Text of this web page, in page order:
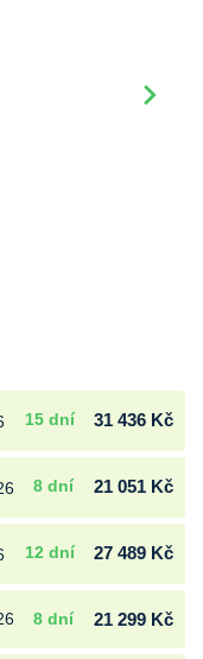
15 dní 31 436 Kč
8 dní 21 051 Kč
12 dní 27 489 Kč
8 dní 21 299 Kč